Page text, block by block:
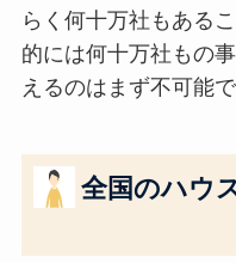
らく何十万社もある
的には何十万社もの
えるのはまず不可能で
全国のハウ